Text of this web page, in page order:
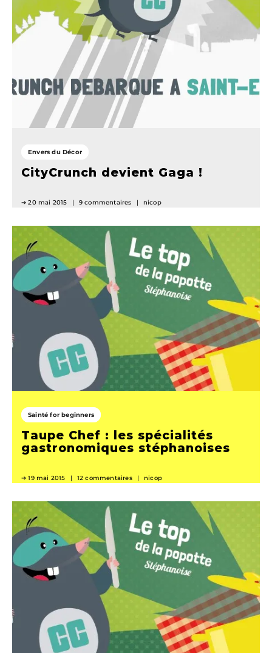
Envers du Décor
CityCrunch devient Gaga !
20 mai 2015 9 commentaires nicop
Sainté for beginners
Taupe Chef : les spécialités
gastronomiques stéphanoises
19 mai 2015 12 commentaires nicop